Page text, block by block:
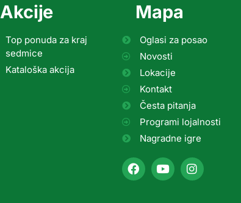
Akcije
Top ponuda za kraj
sedmice
Kataloška akcija
Mapa
Oglasi za posao
Novosti
Lokacije
Kontakt
Česta pitanja
Programi lojalnosti
Nagradne igre